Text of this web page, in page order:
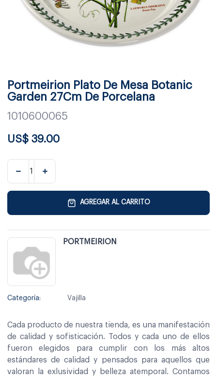
Portmeirion Plato De Mesa Botanic
Garden 27Cm De Porcelana
1010600065
US$ 39.00
AGREGAR AL CARRITO
PORTMEIRION
Categoría: Vajilla
Cada producto de nuestra tienda, es una manifestación
de calidad y sofisticación. Todos y cada uno de ellos
fueron elegidos para cumplir con los más altos
estándares de calidad y pensados para aquellos que
valoran la exlusividad y belleza atemporal. Contamos